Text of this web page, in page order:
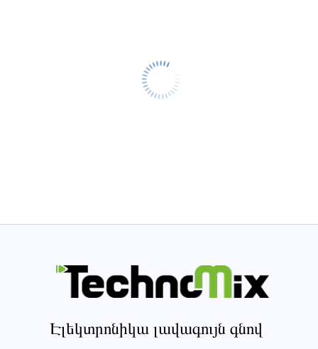
Էլեկտրոնիկա լավագույն գնով